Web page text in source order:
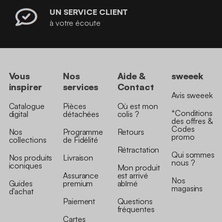
UN SERVICE CLIENT
à votre écoute
Vous
inspirer
Catalogue
digital
Nos
collections
Nos produits
iconiques
Guides
d’achat
Nos
services
Pièces
détachées
Programme
de Fidélité
Livraison
Assurance
premium
Paiement
Cartes
Aide &
Contact
Où est mon
colis ?
Retours
Rétractation
Mon produit
est arrivé
abîmé
Questions
fréquentes
sweeek
Avis sweeek
*Conditions
des offres &
Codes
promo
Qui sommes
nous ?
Nos
magasins